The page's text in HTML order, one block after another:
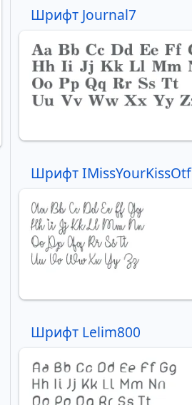
Шрифт Journal7
Шрифт IMissYourKissOtf
Шрифт Lelim800